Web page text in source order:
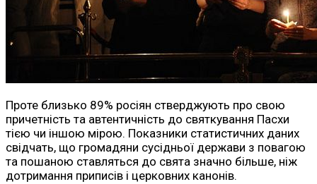
Проте близько 89% росіян стверджують про свою
причетність та автентичність до святкування Пасхи
тією чи іншою мірою. Показники статистичних даних
свідчать, що громадяни сусідньої держави з повагою
та пошаною ставляться до свята значно більше, ніж
дотримання приписів і церковних канонів.